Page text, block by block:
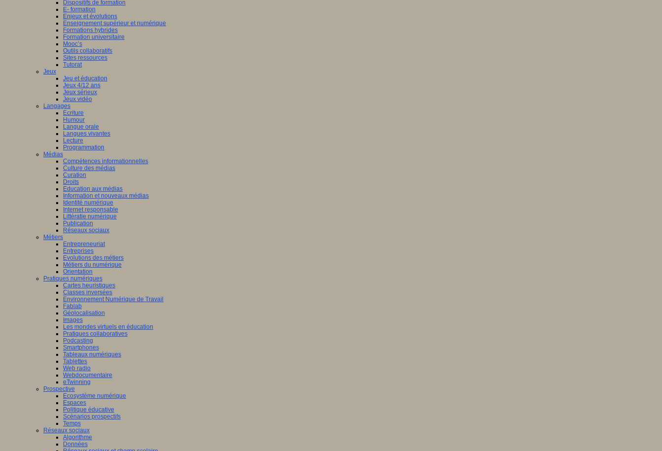
Dispositifs de formation
E- formation
Enjeux et évolutions
Enseignement supérieur et numérique
Formations hybrides
Formation universitaire
Mooc’s
Outils collaboratifs
Sites ressources
Tutorat
Jeux
Jeu et éducation
Jeux 4/12 ans
Jeux sérieux
Jeux vidéo
Langages
Ecriture
Humour
Langue orale
Langues vivantes
Lecture
Programmation
Médias
Compétences informationnelles
Culture des médias
Curation
Droits
Education aux médias
Information et nouveaux médias
Identité numérique
Internet responsable
Littératie numérique
Publication
Réseaux sociaux
Métiers
Entrepreneuriat
Entreprises
Evolutions des métiers
Métiers du numérique
Orientation
Pratiques numériques
Cartes heuristiques
Classes inversées
Environnement Numérique de Travail
Fablab
Géolocalisation
Images
Les mondes virtuels en éducation
Pratiques collaboratives
Podcasting
Smartphones
Tableaux numériques
Tablettes
Web radio
Webdocumentaire
eTwinning
Prospective
Ecosystème numérique
Espaces
Politique éducative
Scénarios prospectifs
Temps
Réseaux sociaux
Algorithme
Données